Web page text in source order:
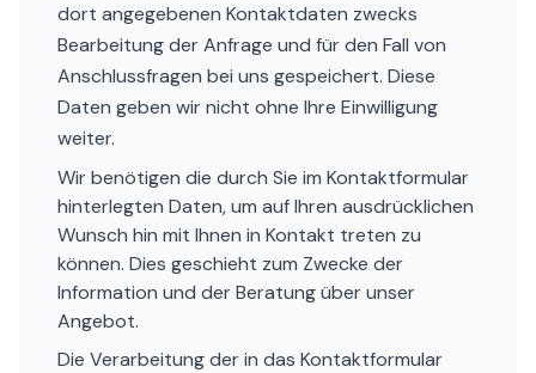
dort angegebenen Kontaktdaten zwecks
Bearbeitung der Anfrage und für den Fall von
Anschlussfragen bei uns gespeichert. Diese
Daten geben wir nicht ohne Ihre Einwilligung
weiter.
Wir benötigen die durch Sie im Kontaktformular
hinterlegten Daten, um auf Ihren ausdrücklichen
Wunsch hin mit Ihnen in Kontakt treten zu
können. Dies geschieht zum Zwecke der
Information und der Beratung über unser
Angebot.
Die Verarbeitung der in das Kontaktformular